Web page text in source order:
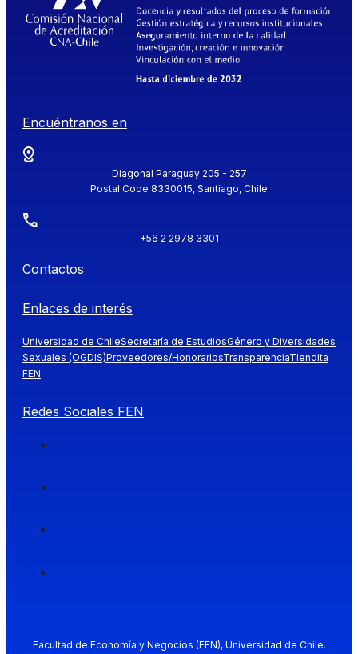
Encuéntranos en
Diagonal Paraguay 205 - 257
Postal Code 8330015, Santiago, Chile
+56 2 2978 3301
Contactos
Enlaces de interés
Universidad de ChileSecretaría de EstudiosGénero y Diversidades
Sexuales (OGDIS)Proveedores/HonorariosTransparenciaTiendita
FEN
Redes Sociales FEN
Facultad de Economía y Negocios (FEN), Universidad de Chile.